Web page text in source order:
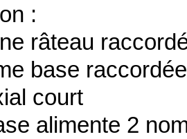
:
râteau
base
court
alimente 2